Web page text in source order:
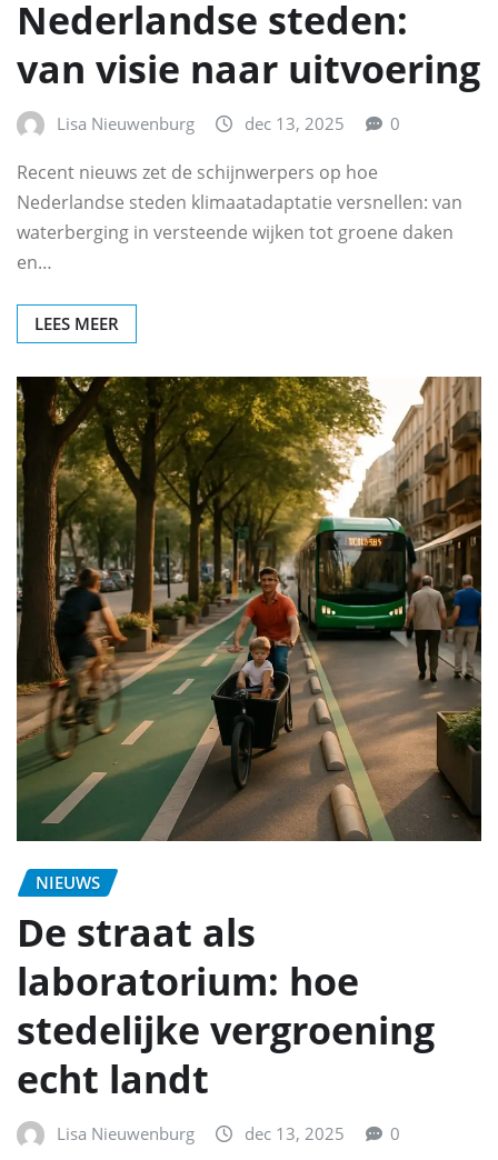
Nederlandse steden:
van visie naar uitvoering
Lisa Nieuwenburg dec 13, 2025 0
Recent nieuws zet de schijnwerpers op hoe
Nederlandse steden klimaatadaptatie versnellen: van
waterberging in versteende wijken tot groene daken
en…
LEES MEER
NIEUWS
De straat als
laboratorium: hoe
stedelijke vergroening
echt landt
Lisa Nieuwenburg dec 13, 2025 0